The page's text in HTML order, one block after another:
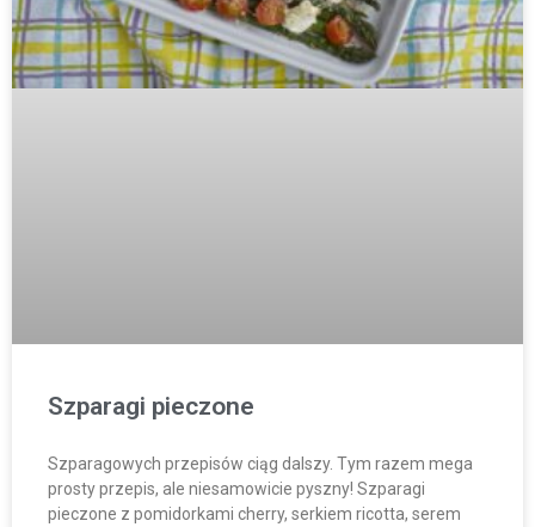
Szparagi pieczone
Szparagowych przepisów ciąg dalszy. Tym razem mega
prosty przepis, ale niesamowicie pyszny! Szparagi
pieczone z pomidorkami cherry, serkiem ricotta, serem